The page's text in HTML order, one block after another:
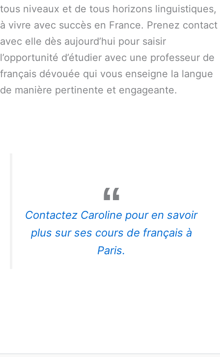
tous niveaux et de tous horizons linguistiques,
à vivre avec succès en France. Prenez contact
avec elle dès aujourd’hui pour saisir
l’opportunité d’étudier avec une professeur de
français dévouée qui vous enseigne la langue
de manière pertinente et engageante.
Contactez Caroline pour en savoir
plus sur ses cours de français à
Paris.